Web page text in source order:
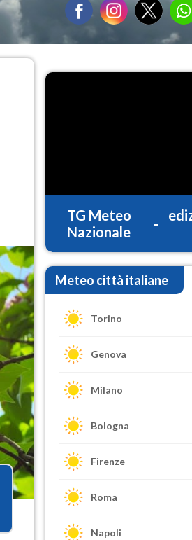
TG Meteo
Nazionale
-
Meteo città italiane
Torino
Genova
Milano
Bologna
Firenze
Roma
Napoli